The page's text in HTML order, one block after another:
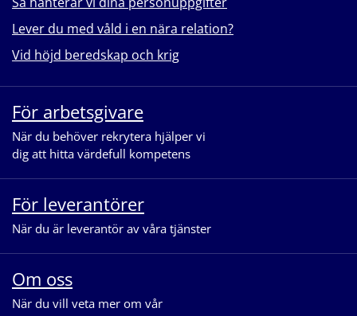
Lever du med våld i en nära relation?
Vid höjd beredskap och krig
För arbetsgivare
När du behöver rekrytera hjälper vi
dig att hitta värdefull kompetens
För leverantörer
När du är leverantör av våra tjänster
Om oss
När du vill veta mer om vår